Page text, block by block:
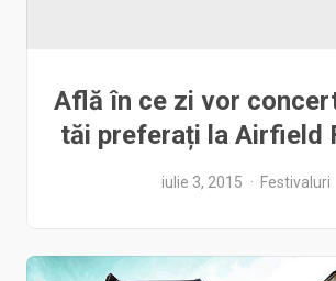
Află în ce zi vor
tăi preferați la Airfield
iulie 3, 2015 Festivaluri